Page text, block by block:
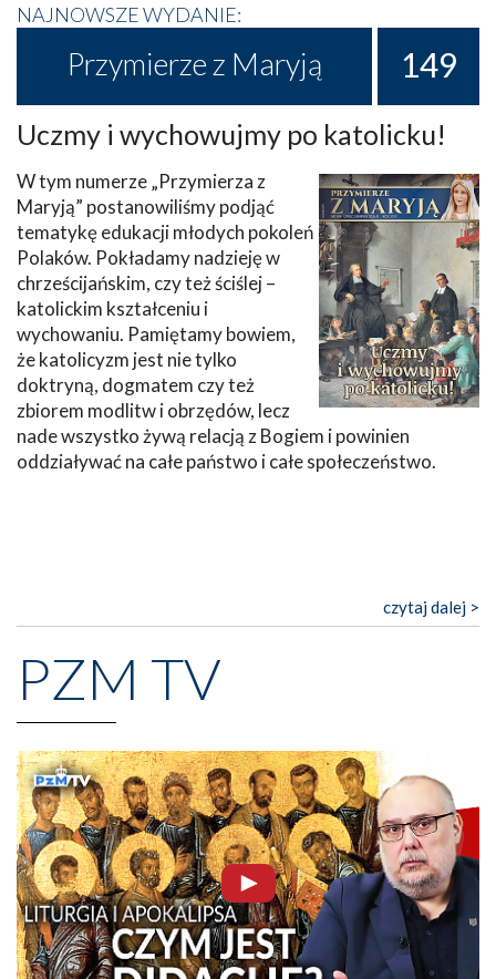
NAJNOWSZE WYDANIE:
Przymierze z Maryją 149
Uczmy i wychowujmy po katolicku!
W tym numerze „Przymierza z
Maryją” postanowiliśmy podjąć
tematykę edukacji młodych pokoleń
Polaków. Pokładamy nadzieję w
chrześcijańskim, czy też ściślej –
katolickim kształceniu i
wychowaniu. Pamiętamy bowiem,
że katolicyzm jest nie tylko
doktryną, dogmatem czy też
zbiorem modlitw i obrzędów, lecz
nade wszystko żywą relacją z Bogiem i powinien
oddziaływać na całe państwo i całe społeczeństwo.
czytaj dalej >
PZM TV